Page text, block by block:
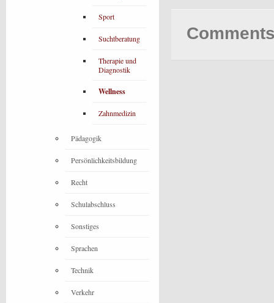
Sport
Suchtberatung
Therapie und
Diagnostik
Wellness
Zahnmedizin
Pädagogik
Persönlichkeitsbildung
Recht
Schulabschluss
Sonstiges
Sprachen
Technik
Verkehr